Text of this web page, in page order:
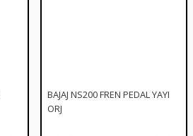
BAJAJ NS200 FREN PEDAL YAYI
ORJ